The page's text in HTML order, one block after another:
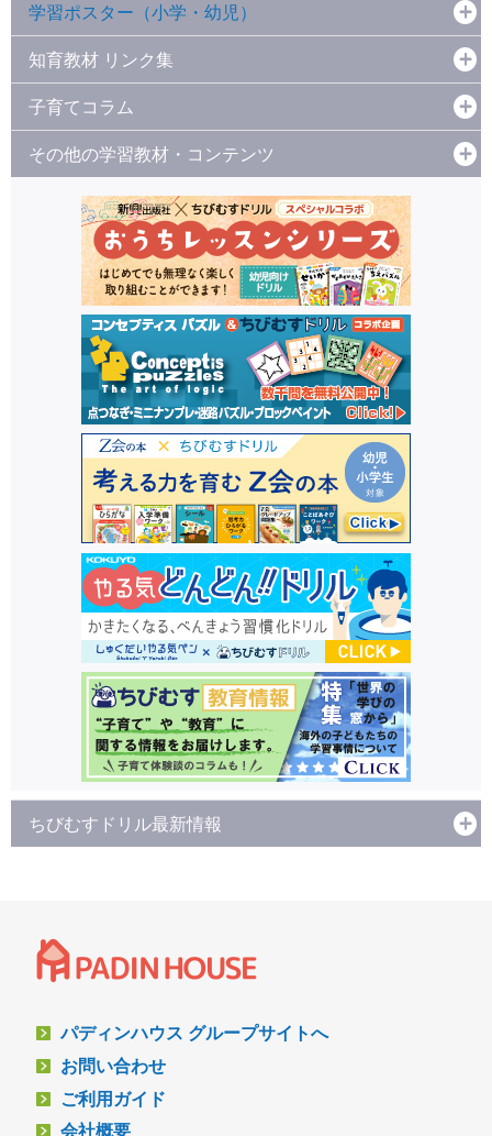
学習ポスター（小学・幼児）
知育教材 リンク集
子育てコラム
その他の学習教材・コンテンツ
ちびむすドリル最新情報
パディンハウス グループサイトへ
お問い合わせ
ご利用ガイド
会社概要